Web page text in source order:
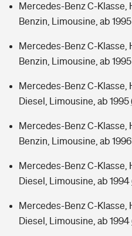
Mercedes-Benz C-Klasse,
Benzin, Limousine, ab 1995
Mercedes-Benz C-Klasse,
Benzin, Limousine, ab 1995
Mercedes-Benz C-Klasse,
Diesel, Limousine, ab 1995
Mercedes-Benz C-Klasse,
Benzin, Limousine, ab 1996
Mercedes-Benz C-Klasse,
Diesel, Limousine, ab 1994
Mercedes-Benz C-Klasse,
Diesel, Limousine, ab 1994